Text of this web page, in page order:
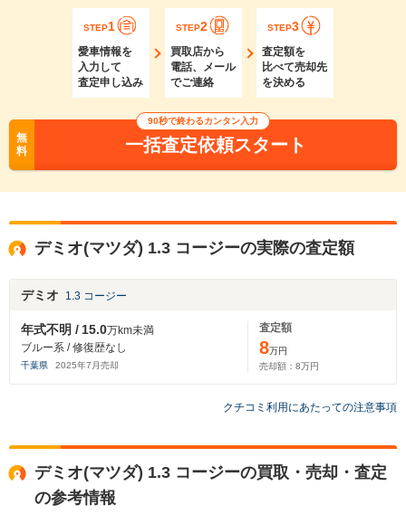
STEP1
愛車情報を
入力して
査定申し込み
STEP2
買取店から
電話、メール
でご連絡
STEP3
査定額を
比べて売却先
を決める
無
料
90秒で終わるカンタン入力
一括査定依頼スタート
デミオ(マツダ) 1.3 コージーの実際の査定額
デミオ 1.3 コージー
年式不明 /15.0万km未満
ブルー系 / 修復歴なし
千葉県 2025年7 月売却
査定額
8万円
売却額： 8万円
クチコミ利用にあたっての注意事項
デミオ(マツダ) 1.3 コージーの買取・売却・査定
の参考情報